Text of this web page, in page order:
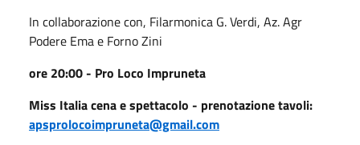
In collaborazione con, Filarmonica G. Verdi, Az. Agr
Podere Ema e Forno Zini
ore 20:00 - Pro Loco Impruneta
Miss Italia cena e spettacolo - prenotazione tavoli:
apsprolocoimpruneta@gmail.com